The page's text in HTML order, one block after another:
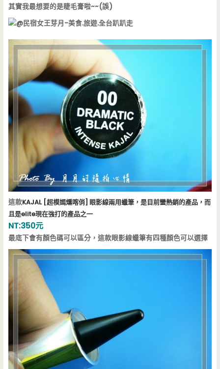
其實我最想要的是睫毛膏啦~~(誤)
這款KAJAL [超模嫣燻喀俏] 眼影線兩用蠟筆，是目前蠻熱銷的產品，而
且是elite現在強打的產品之一
NT:350元
最底下會有顏色碼可以區分，這款眼影線蠟筆有四種顏色可以選擇